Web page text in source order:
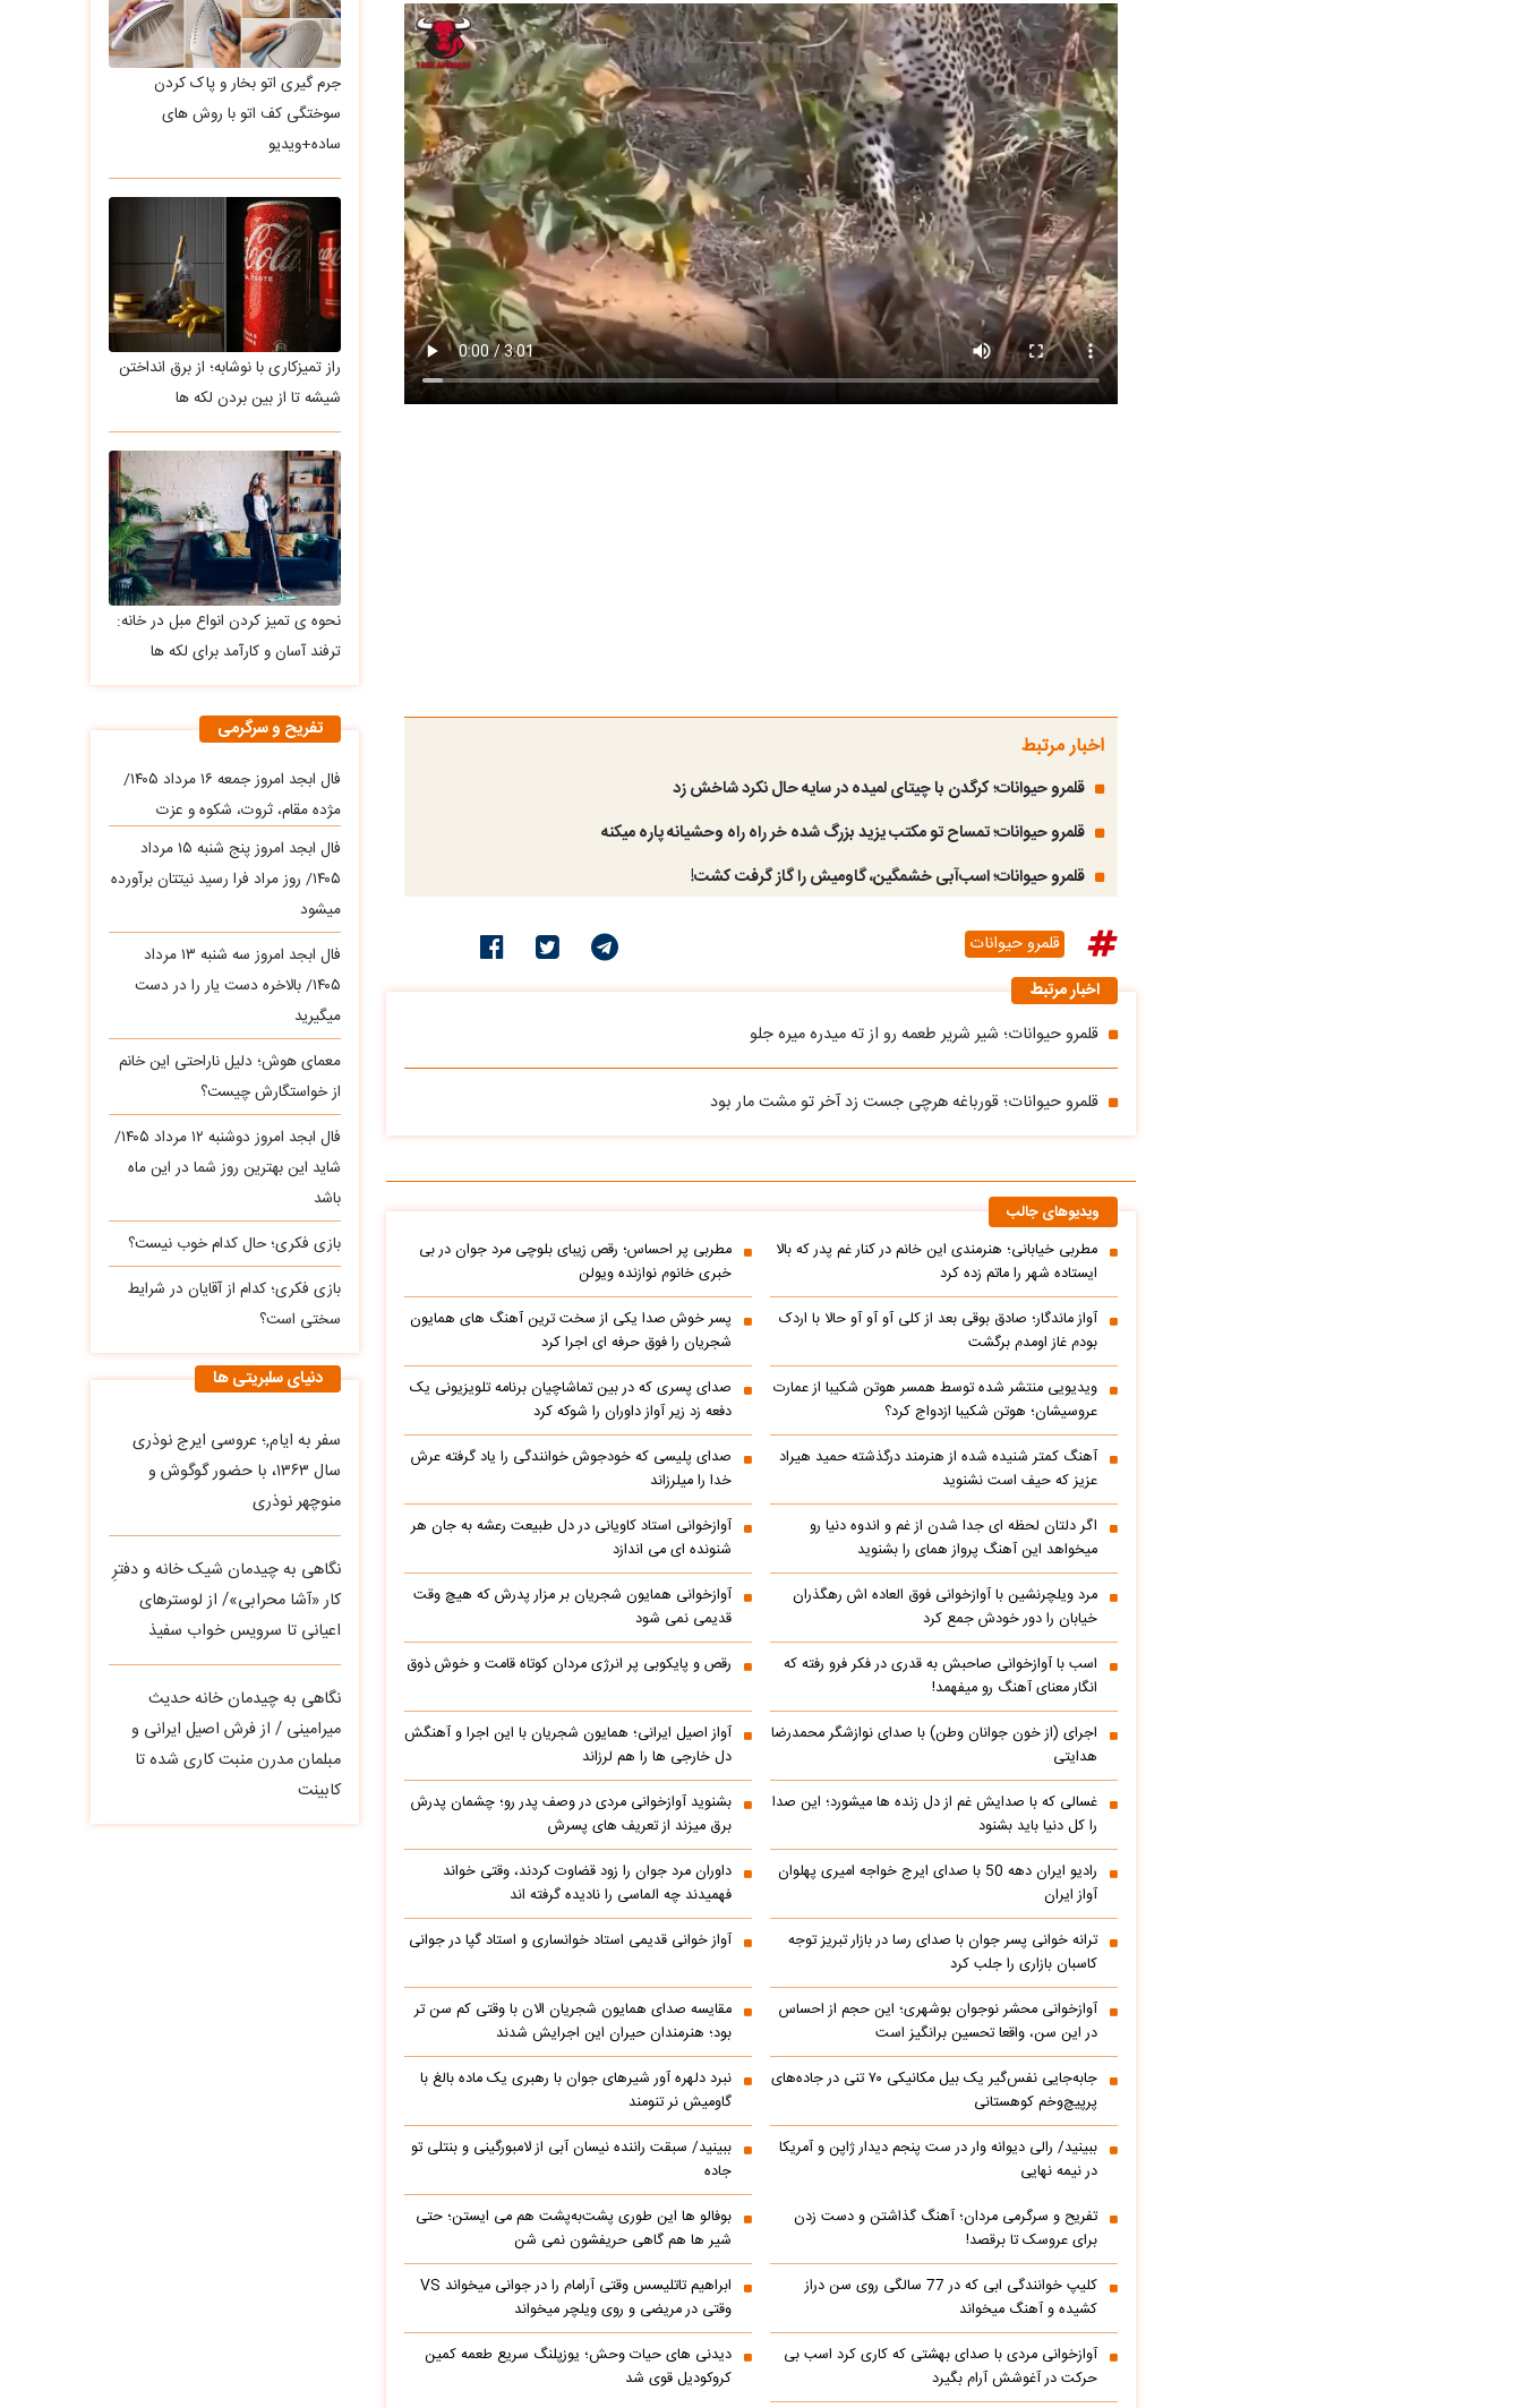
اخبار مرتبط
قلمرو حیوانات؛ کرگدن با چیتای لمیده در سایه حال نکرد شاخش زد
قلمرو حیوانات؛ تمساح تو مکتب یزید بزرگ شده خر راه راه وحشیانه پاره میکنه
قلمرو حیوانات؛ اسب‌آبی خشمگین، گاومیش را گاز گرفت کشت!
قلمرو حیوانات
اخبار مرتبط
قلمرو حیوانات؛ شیر شریر طعمه رو از ته میدره میره جلو
قلمرو حیوانات؛ قورباغه هرچی جست زد آخر تو مشت مار بود
ویدیوهای جالب
مطربی خیابانی؛ هنرمندی این خانم در کنار غم پدر که بالا
ایستاده شهر را ماتم زده کرد
مطربی پر احساس؛ رقص زیبای بلوچی مرد جوان در بی
خبری خانوم نوازنده ویولن
آواز ماندگار؛ صادق بوقی بعد از کلی آو آو آو حالا با اردک
بودم غاز اومدم برگشت
پسر خوش صدا یکی از سخت ترین آهنگ های همایون
شجریان را فوق حرفه ای اجرا کرد
ویدیویی منتشر شده توسط همسر هوتن شکیبا از عمارت
عروسیشان؛ هوتن شکیبا ازدواج کرد؟
صدای پسری که در بین تماشاچیان برنامه تلویزیونی یک
دفعه زد زیر آواز داوران را شوکه کرد
آهنگ کمتر شنیده شده از هنرمند درگذشته حمید هیراد
عزیز که حیف است نشنوید
صدای پلیسی که خودجوش خوانندگی را یاد گرفته عرش
خدا را میلرزاند
اگر دلتان لحظه ای جدا شدن از غم و اندوه دنیا رو
میخواهد این آهنگ پرواز همای را بشنوید
آوازخوانی استاد کاویانی در دل طبیعت رعشه به جان هر
شنونده ای می اندازد
مرد ویلچرنشین با آوازخوانی فوق العاده اش رهگذران
خیابان را دور خودش جمع کرد
آوازخوانی همایون شجریان بر مزار پدرش که هیچ وقت
قدیمی نمی شود
اسب با آوازخوانی صاحبش به قدری در فکر فرو رفته که
انگار معنای آهنگ رو میفهمد!
رقص و پایکوبی پر انرژی مردان کوتاه قامت و خوش ذوق
اجرای (از خون جوانان وطن) با صدای نوازشگر محمدرضا
هدایتی
آواز اصیل ایرانی؛ همایون شجریان با این اجرا و آهنگش
دل خارجی ها را هم لرزاند
غسالی که با صدایش غم از دل زنده ها میشورد؛ این صدا
را کل دنیا باید بشنود
بشنوید آوازخوانی مردی در وصف پدر رو؛ چشمان پدرش
برق میزند از تعریف های پسرش
رادیو ایران دهه 50 با صدای ایرج خواجه امیری پهلوان
آواز ایران
داوران مرد جوان را زود قضاوت کردند، وقتی خواند
فهمیدند چه الماسی را نادیده گرفته اند
ترانه خوانی پسر جوان با صدای رسا در بازار تبریز توجه
کاسبان بازاری را جلب کرد
آواز خوانی قدیمی استاد خوانساری و استاد گپا در جوانی
آوازخوانی محشر نوجوان بوشهری؛ این حجم از احساس
در این سن، واقعا تحسین‌ برانگیز است
مقایسه صدای همایون شجریان الان با وقتی کم سن تر
بود؛ هنرمندان حیران این اجرایش شدند
جابه‌جایی نفس‌گیر یک بیل مکانیکی ۷۰ تنی در جاده‌های
پرپیچ‌وخم کوهستانی
نبرد دلهره آور شیرهای جوان با رهبری یک ماده بالغ با
گاومیش نر تنومند
ببینید/ رالی دیوانه وار در ست پنجم دیدار ژاپن و آمریکا
در نیمه نهایی
ببینید/ سبقت راننده نیسان آبی از لامبورگینی و بنتلی تو
جاده
تفریح و سرگرمی مردان؛ آهنگ گذاشتن و دست زدن
برای عروسک تا برقصد!
بوفالو ها این‌ طوری پشت‌به‌پشت هم می‌ ایستن؛ حتی
شیر ها هم گاهی حریفشون نمی‌ شن
کلیپ خوانندگی ابی که در 77 سالگی روی سن دراز
کشیده و آهنگ میخواند
ابراهیم تاتلیسس وقتی آرامام را در جوانی میخواند VS
وقتی در مریضی و روی ویلچر میخواند
آوازخوانی مردی با صدای بهشتی که کاری کرد اسب بی
حرکت در آغوشش آرام بگیرد
دیدنی های حیات وحش؛ یوزپلنگ سریع طعمه کمین
کروکودیل قوی شد
جرم گیری اتو بخار و پاک کردن
سوختگی کف اتو با روش های
ساده+ویدیو
راز تمیزکاری با نوشابه؛ از برق انداختن
شیشه تا از بین بردن لکه ها
نحوه ی تمیز کردن انواع مبل در خانه:
ترفند آسان و کارآمد برای لکه ها
تفریح و سرگرمی
فال ابجد امروز جمعه ۱۶ مرداد ۱۴۰۵/
مژده مقام، ثروت، شکوه و عزت
فال ابجد امروز پنج شنبه ۱۵ مرداد
۱۴۰۵/ روز مراد فرا رسید نیتتان برآورده
میشود
فال ابجد امروز سه‌ شنبه ۱۳ مرداد
۱۴۰۵/ بالاخره دست یار را در دست
میگیرید
معمای هوش؛ دلیل ناراحتی این خانم
از خواستگارش چیست؟
فال ابجد امروز دوشنبه ۱۲ مرداد ۱۴۰۵/
شاید این بهترین روز شما در این ماه
باشد
بازی فکری؛ حال کدام خوب نیست؟
بازی فکری؛ کدام از آقایان در شرایط
سختی است؟
دنیای سلبریتی ها
سفر به ایام,؛ عروسی ایرج نوذری
سال ۱۳۶۳، با حضور گوگوش و
منوچهر نوذری
نگاهی به چیدمان شیک خانه و دفترِ
کار «آشا محرابی»/ از لوسترهای
اعیانی تا سرویس خواب سفیذ
نگاهی به چیدمان خانه حدیث
میرامینی / از فرش اصیل ایرانی و
مبلمان مدرن منبت‌ کاری‌ شده تا
کابینت